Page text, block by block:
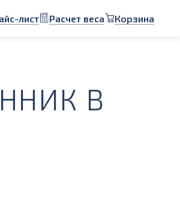
лист Расчет веса Корзина
В